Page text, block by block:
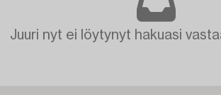
Juuri nyt ei löytynyt hakuasi